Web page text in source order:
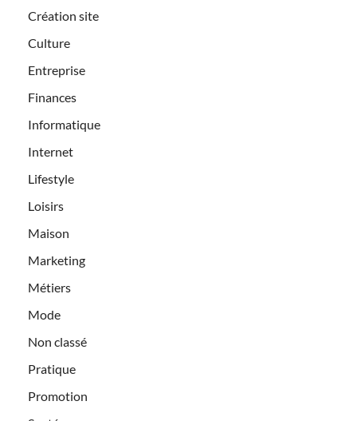
Création site
Culture
Entreprise
Finances
Informatique
Internet
Lifestyle
Loisirs
Maison
Marketing
Métiers
Mode
Non classé
Pratique
Promotion